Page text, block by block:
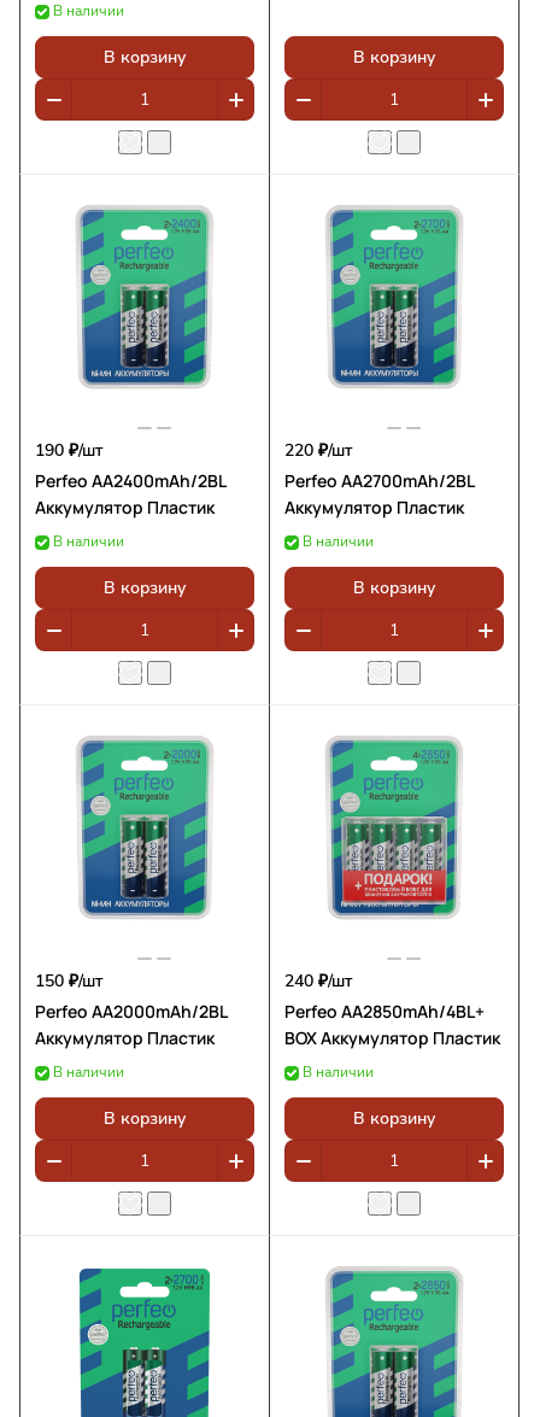
В наличии
В корзину В корзину
190 ₽/шт
Perfeo AA2400mAh/2BL
Аккумулятор Пластик
В наличии
В корзину
220 ₽/шт
Perfeo AA2700mAh/2BL
Аккумулятор Пластик
В наличии
В корзину
150 ₽/шт
Perfeo AA2000mAh/2BL
Аккумулятор Пластик
В наличии
В корзину
240 ₽/шт
Perfeo AA2850mAh/4BL+
BOX Аккумулятор Пластик
В наличии
В корзину